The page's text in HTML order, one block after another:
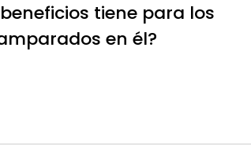
tiene para los
en él?